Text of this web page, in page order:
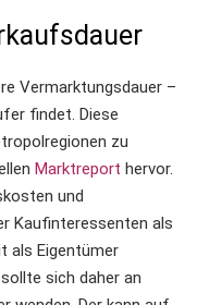
Vermarktungsdauer –
findet. Diese
zu
Marktreport hervor.
und
Kaufinteressenten als
als Eigentümer
sich daher an